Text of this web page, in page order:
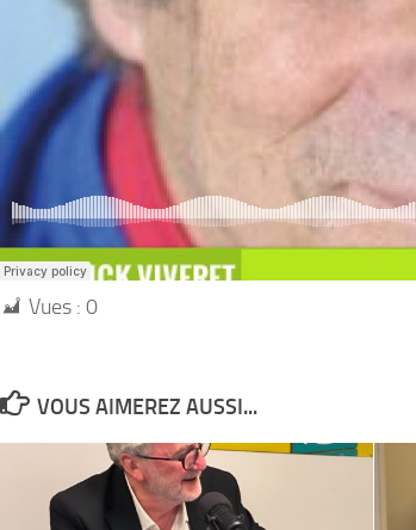
Vues : 0
VOUS AIMEREZ AUSSI...